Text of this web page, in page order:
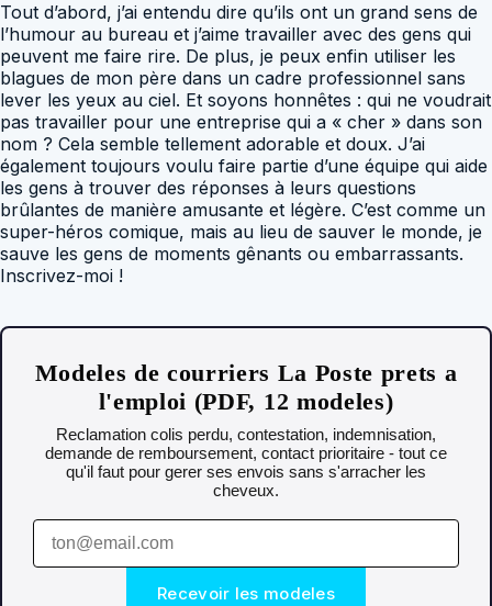
Tout d’abord, j’ai entendu dire qu’ils ont un grand sens de
l’humour au bureau et j’aime travailler avec des gens qui
peuvent me faire rire. De plus, je peux enfin utiliser les
blagues de mon père dans un cadre professionnel sans
lever les yeux au ciel. Et soyons honnêtes : qui ne voudrait
pas travailler pour une entreprise qui a « cher » dans son
nom ? Cela semble tellement adorable et doux. J’ai
également toujours voulu faire partie d’une équipe qui aide
les gens à trouver des réponses à leurs questions
brûlantes de manière amusante et légère. C’est comme un
super-héros comique, mais au lieu de sauver le monde, je
sauve les gens de moments gênants ou embarrassants.
Inscrivez-moi !
Modeles de courriers La Poste prets a
l'emploi (PDF, 12 modeles)
Reclamation colis perdu, contestation, indemnisation,
demande de remboursement, contact prioritaire - tout ce
qu'il faut pour gerer ses envois sans s'arracher les
cheveux.
Recevoir les modeles